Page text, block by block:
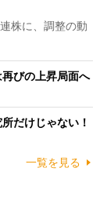
株に、調整の動
びの上昇局面へ
だけじゃない！
一覧を見る